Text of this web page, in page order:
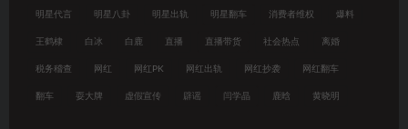
明星代言 明星八卦 明星出轨 明星翻车 消费者维权 爆料
王鹤棣 白冰 白鹿 直播 直播带货 社会热点 离婚
税务稽查 网红 网红PK 网红出轨 网红抄袭 网红翻车
翻车 耍大牌 虚假宣传 辟谣 闫学晶 鹿晗 黄晓明